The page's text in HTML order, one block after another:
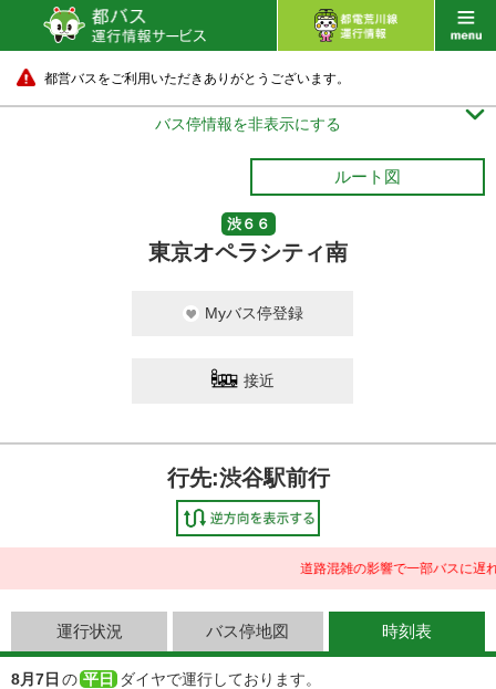
都営バスをご利用いただきありがとうございます。
バス停情報を非表示にする 
ルート図
渋６６
東京オペラシティ南
Myバス停登録
接近
行先:渋谷駅前行
道路混雑の影響で一部バスに遅
運行状況 バス停地図 時刻表
8月7日 の 平日 ダイヤで運行しております。